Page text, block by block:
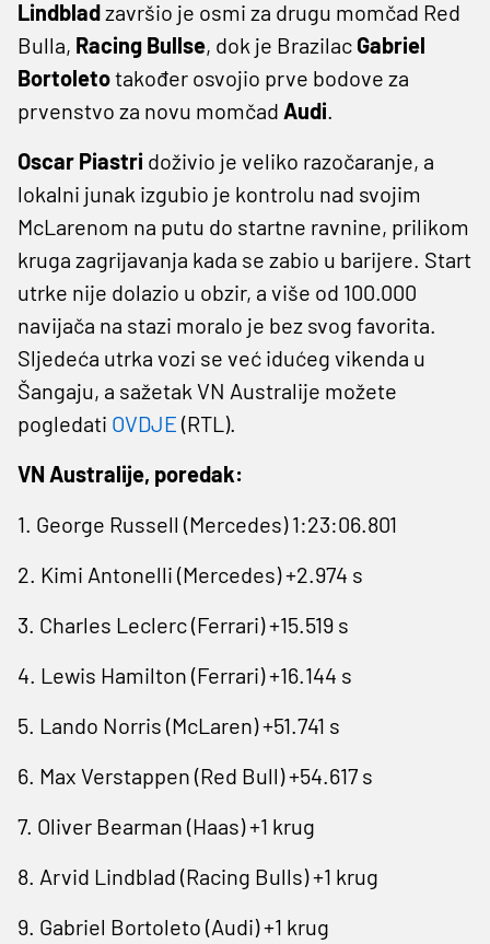
Lindbladzavršio je osmi za drugu momčad Red
Bulla, Racing Bullse, dok je Brazilac Gabriel
Bortoletotakođer osvojio prve bodove za
prvenstvo za novu momčad Audi.
Oscar Piastri doživio je veliko razočaranje, a
lokalni junak izgubio je kontrolu nad svojim
McLarenom na putu do startne ravnine, prilikom
kruga zagrijavanja kada se zabio u barijere. Start
utrke nije dolazio u obzir, a više od 100.000
navijača na stazi moralo je bez svog favorita.
Sljedeća utrka vozi se već idućeg vikenda u
Šangaju, a sažetak VN Australije možete
pogledati OVDJE (RTL).
VN Australije, poredak:
1. George Russell (Mercedes) 1:23:06.801
2. Kimi Antonelli (Mercedes) +2.974 s
3. Charles Leclerc (Ferrari) +15.519 s
4. Lewis Hamilton (Ferrari) +16.144 s
5. Lando Norris (McLaren) +51.741 s
6. Max Verstappen (Red Bull) +54.617 s
7. Oliver Bearman (Haas) +1 krug
8. Arvid Lindblad (Racing Bulls) +1 krug
9. Gabriel Bortoleto (Audi) +1 krug